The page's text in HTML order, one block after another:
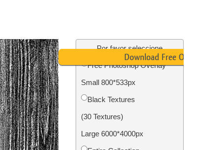
inmobiliarias
de
Servicios de restauración de
fotografías
Por favor seleccione
Free Photoshop Overlay
Small 800*533px
Black Textures
(30 Textures)
Large 6000*4000px
Download Free Overlay